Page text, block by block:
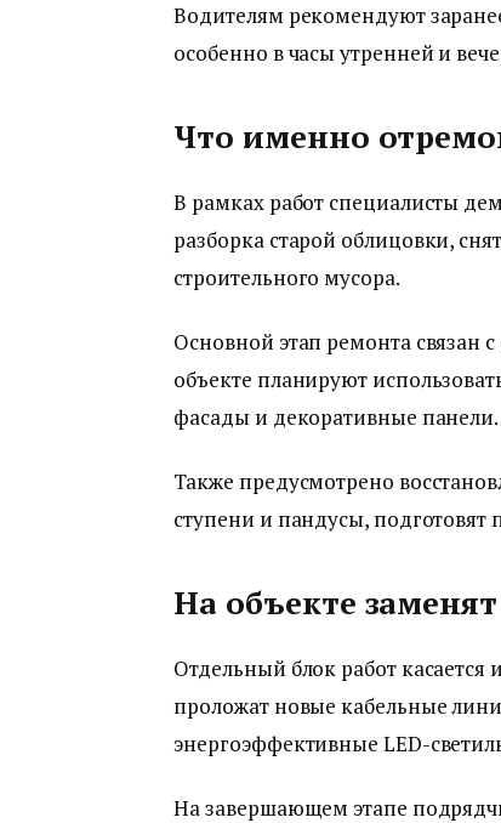
Водителям рекомендуют
особенно в часы утренней и
Что именно
В рамках работ специалисты
разборка старой облицовки,
строительного мусора.
Основной этап ремонта связан
объекте планируют
фасады и декоративные панели.
Также предусмотрено
ступени и пандусы,
На объекте
Отдельный блок работ
проложат новые кабельные
энергоэффективные LED-
На завершающем этапе